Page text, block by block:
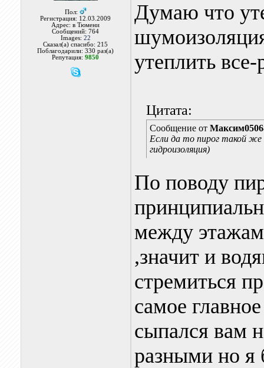
Пол:
Регистрация: 12.03.2009
Адрес: в Тюмени
Сообщений: 764
Images: 22
Сказал(а) спасибо: 215
Поблагодарили: 330 раз(а)
Репутация:9850
Думаю что
утеплить
Цитата:
Сообщение от
Если да то пирог такой же
гидроизоляция)
По поводу
между
,значит и
стремиться
самое
сыпался вам
разными но я